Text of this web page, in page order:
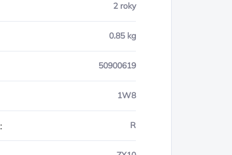
2 roky
0.85 kg
50900619
1W8
: R